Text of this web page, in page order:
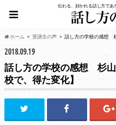
伝わる、好かれる話し方であ
ホーム 受講生の声 話し方の学校の感想
2018.09.19
話し方の学校の感想 杉
校で、得た変化】